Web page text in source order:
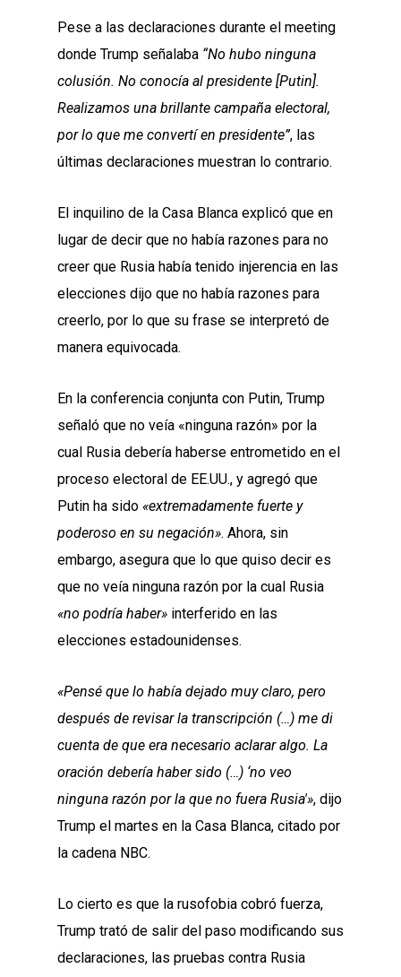
Pese a las declaraciones durante el meeting
donde Trump señalaba “No hubo ninguna
colusión. No conocía al presidente [Putin].
Realizamos una brillante campaña electoral,
por lo que me convertí en presidente”, las
últimas declaraciones muestran lo contrario.
El inquilino de la Casa Blanca explicó que en
lugar de decir que no había razones para no
creer que Rusia había tenido injerencia en las
elecciones dijo que no había razones para
creerlo, por lo que su frase se interpretó de
manera equivocada.
En la conferencia conjunta con Putin, Trump
señaló que no veía «ninguna razón» por la
cual Rusia debería haberse entrometido en el
proceso electoral de EE.UU., y agregó que
Putin ha sido «extremadamente fuerte y
poderoso en su negación». Ahora, sin
embargo, asegura que lo que quiso decir es
que no veía ninguna razón por la cual Rusia
«no podría haber» interferido en las
elecciones estadounidenses.
«Pensé que lo había dejado muy claro, pero
después de revisar la transcripción (…) me di
cuenta de que era necesario aclarar algo. La
oración debería haber sido (…) ‘no veo
ninguna razón por la que no fuera Rusia'», dijo
Trump el martes en la Casa Blanca, citado por
la cadena NBC.
Lo cierto es que la rusofobia cobró fuerza,
Trump trató de salir del paso modificando sus
declaraciones, las pruebas contra Rusia